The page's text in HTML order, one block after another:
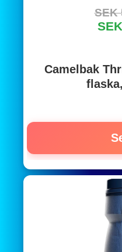
SEK
Camelbak